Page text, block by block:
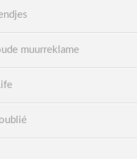
muurreklame